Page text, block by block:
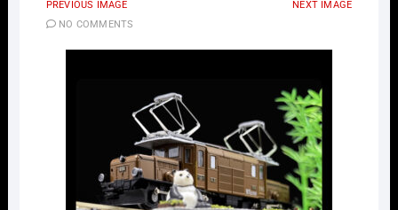
PREVIOUS IMAGE
NEXT IMAGE
NO COMMENTS